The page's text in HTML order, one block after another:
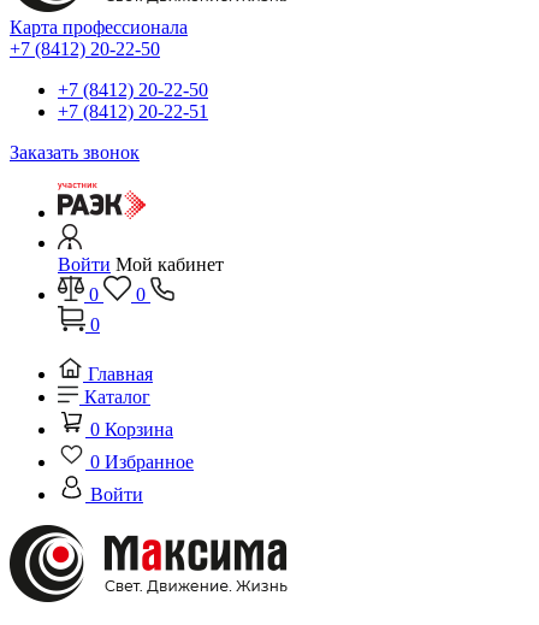
Карта профессионала
+7 (8412) 20-22-50
+7 (8412) 20-22-50
+7 (8412) 20-22-51
Заказать звонок
Войти Мой кабинет
0
0
0
Главная
Каталог
0 Корзина
0 Избранное
Войти